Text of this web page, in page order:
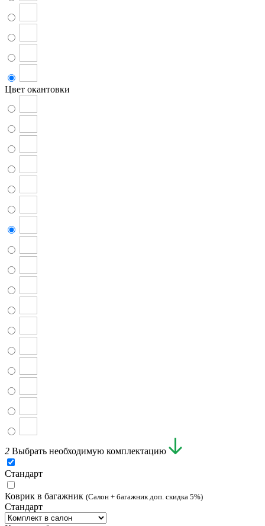
Цвет окантовки
2 Выбрать необходимую комплектацию
Стандарт
Коврик в багажник (Салон + багажник доп. скидка 5%)
Стандарт